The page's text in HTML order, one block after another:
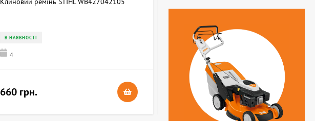
В НАЯВНОСТІ
4
660 грн.
В НАЯВНОСТІ
24 грн.